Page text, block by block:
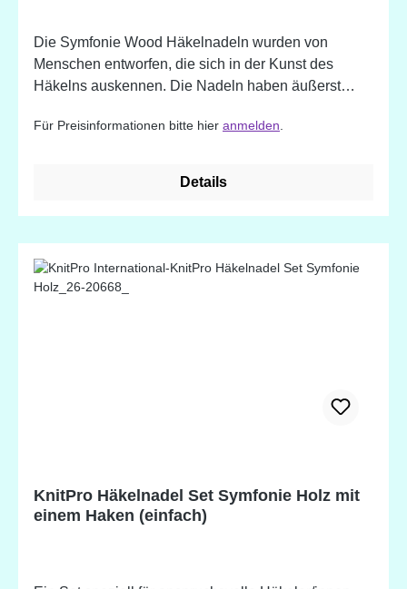
Die Symfonie Wood Häkelnadeln wurden von
Menschen entworfen, die sich in der Kunst des
Häkelns auskennen. Die Nadeln haben äußerst
strapazierfähigen Holz und liegen warm und leicht in
spezielle Rillen das Abrutschen der Maschen von
müheloses Gleiten verschiedenster Garne.
Für Preisinformationen bitte hier anmelden
Details
KnitPro Häkelnadel Set Symfonie Holz mit
einem Haken (einfach)